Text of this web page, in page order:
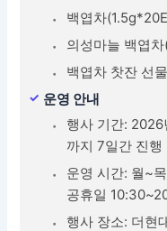
백엽차
의성마늘 백엽
백엽차 찻잔 선
운영 안내
행사 기간:
까지 7일간 진행
운영 시간: 월~
공휴일
행사 장소: 더현